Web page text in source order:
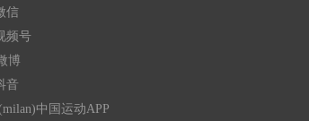
信
频号
博
音
中国运动APP